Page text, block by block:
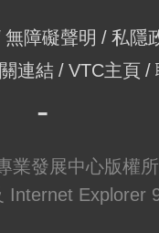
無障礙聲明
私隱
連結 VTC主頁
業發展中心版權
Internet Explorer